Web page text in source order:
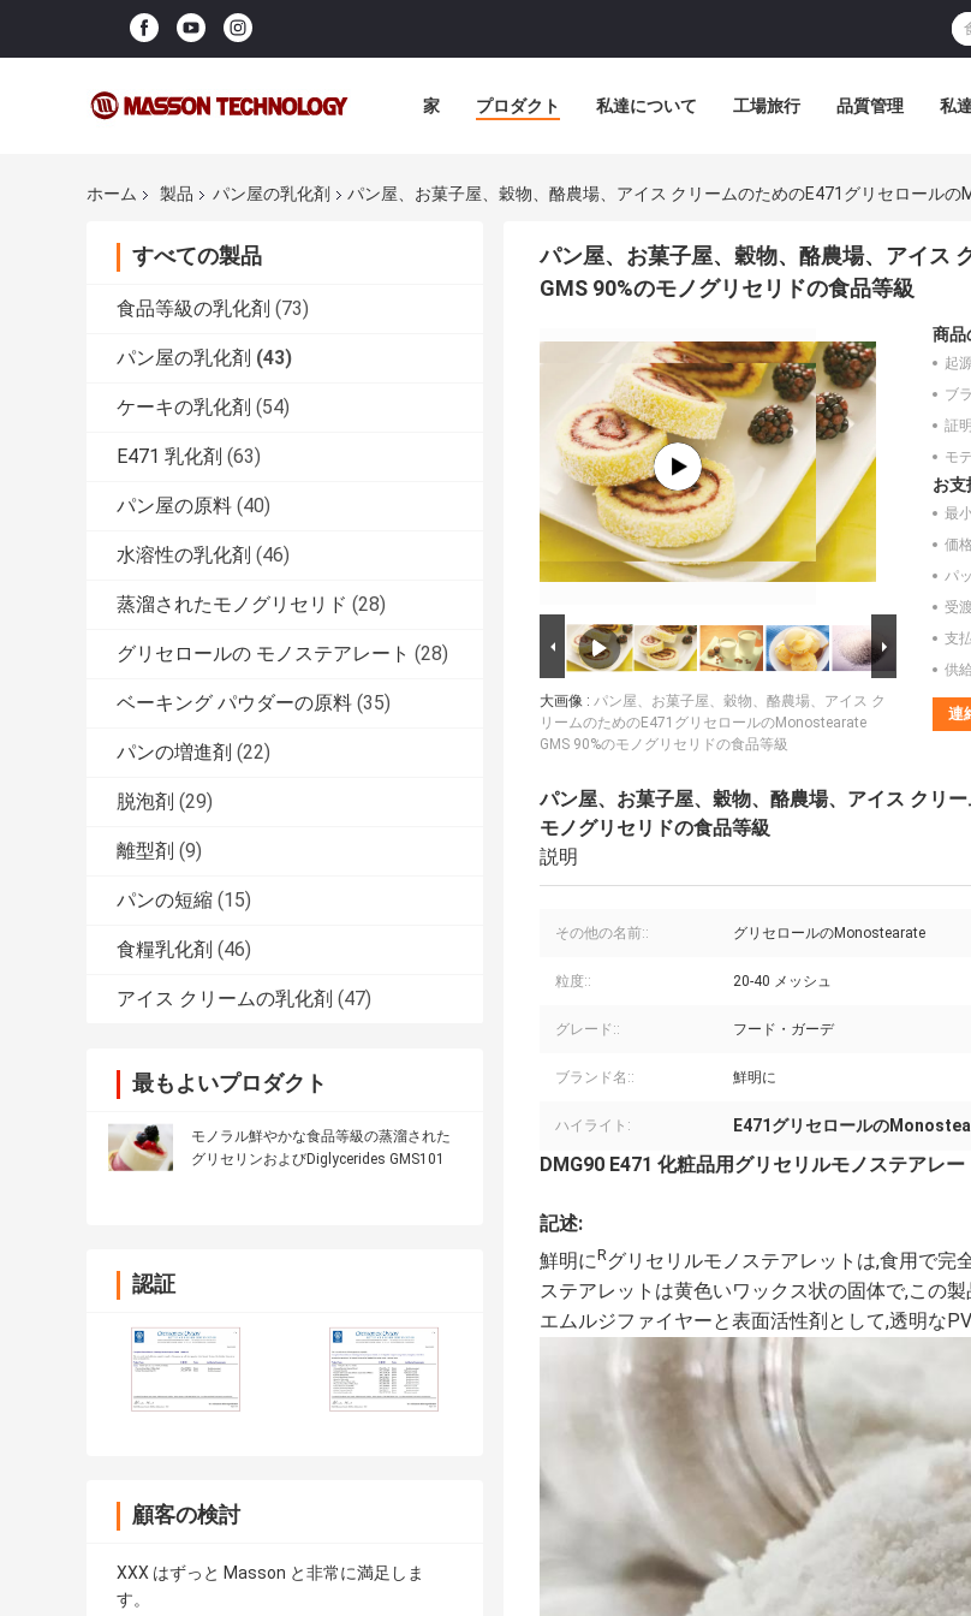
家 プロダクト 私達について 工場旅行 品質管理 私
ホーム 製品 パン屋の乳化剤 パン屋、お菓子屋、穀物、酪農場、アイス クリームのためのE471グリセロール
すべての製品
食品等級の乳化剤 (73)
パン屋の乳化剤 (43)
ケーキの乳化剤 (54)
E471 乳化剤 (63)
パン屋の原料 (40)
水溶性の乳化剤 (46)
蒸溜されたモノグリセリド (28)
グリセロールの モノステアレート (28)
ベーキング パウダーの原料 (35)
パンの増進剤 (22)
脱泡剤 (29)
離型剤 (9)
パンの短縮 (15)
食糧乳化剤 (46)
アイス クリームの乳化剤 (47)
最もよいプロダクト
モノラル鮮やかな食品等級の蒸溜された
グリセリンおよびDiglycerides GMS101
認証
顧客の検討
XXX はずっと Masson と非常に満足しま
す。
パン屋、お菓子屋、穀物、酪農場、アイス
GMS 90%のモノグリセリドの食品等級
大画像 : パン屋、お菓子屋、穀物、酪農場、アイス ク
リームのためのE471グリセロールのMonostearate
GMS 90%のモノグリセリドの食品等級
商品
起
ブ
証
モ
お支
最
価
パ
受
支
供
連
パン屋、お菓子屋、穀物、酪農場、アイス クリ
モノグリセリドの食品等級
説明
その他の名前:: グリセロールのMonostearate
粒度:: 20-40 メッシュ
グレード:: フード・ガーデ
ブランド名:: 鮮明に
ハイライト: E471グリセロールの
DMG90 E471 化粧品用グリセリルモノステアレー
記述:
鮮明にRグリセリルモノステアレットは,食用で完
ステアレットは黄色いワックス状の固体で,この
エムルジファイヤーと表面活性剤として,透明な